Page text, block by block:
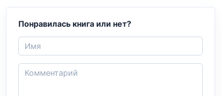
Понравилась книга или нет?